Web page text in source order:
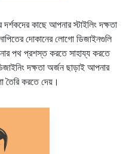
কাছে আপনার স্টাইলিং দক্ষতা
দোকানের লোগো ডিজাইনগুলি
পথ প্রশস্ত করতে সাহায্য করতে
দক্ষতা অর্জন ছাড়াই আপনার
তৈরি করতে দেয়।